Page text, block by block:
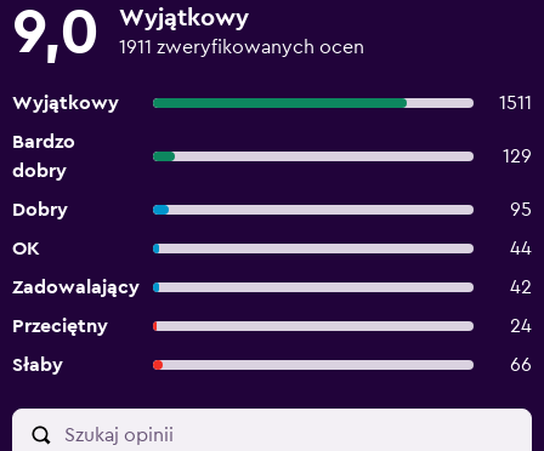
9,0 Wyjątkowy
1911 zweryfikowanych ocen
Wyjątkowy
1511
Bardzo
dobry
129
Dobry
95
OK
44
Zadowalający
42
Przeciętny
24
Słaby
66